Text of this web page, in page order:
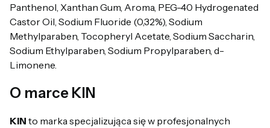
Panthenol, Xanthan Gum, Aroma, PEG-40 Hydrogenated
Castor Oil, Sodium Fluoride (0,32%), Sodium
Methylparaben, Tocopheryl Acetate, Sodium Saccharin,
Sodium Ethylparaben, Sodium Propylparaben, d-
Limonene.
O marce KIN
KIN to marka specjalizująca się w profesjonalnych